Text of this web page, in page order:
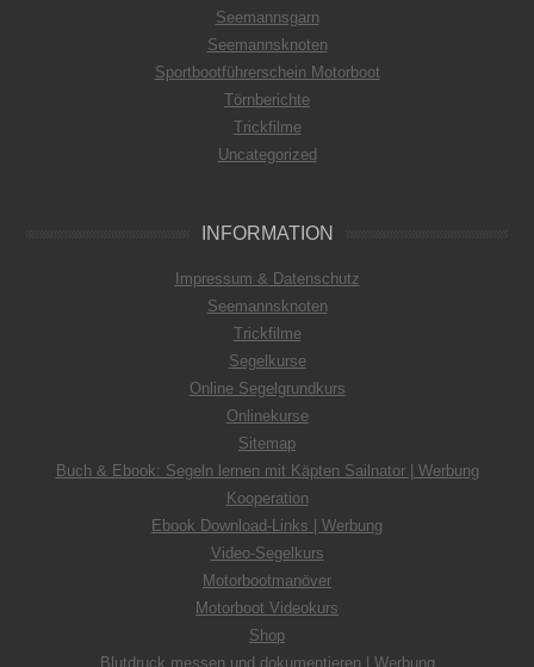
Seemannsgarn
Seemannsknoten
Sportbootführerschein Motorboot
Törnberichte
Trickfilme
Uncategorized
INFORMATION
Impressum & Datenschutz
Seemannsknoten
Trickfilme
Segelkurse
Online Segelgrundkurs
Onlinekurse
Sitemap
Buch & Ebook: Segeln lernen mit Käpten Sailnator | Werbung
Kooperation
Ebook Download-Links | Werbung
Video-Segelkurs
Motorbootmanöver
Motorboot Videokurs
Shop
Blutdruck messen und dokumentieren | Werbung